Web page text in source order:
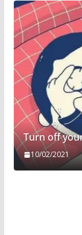
Turn off
10/02/2021